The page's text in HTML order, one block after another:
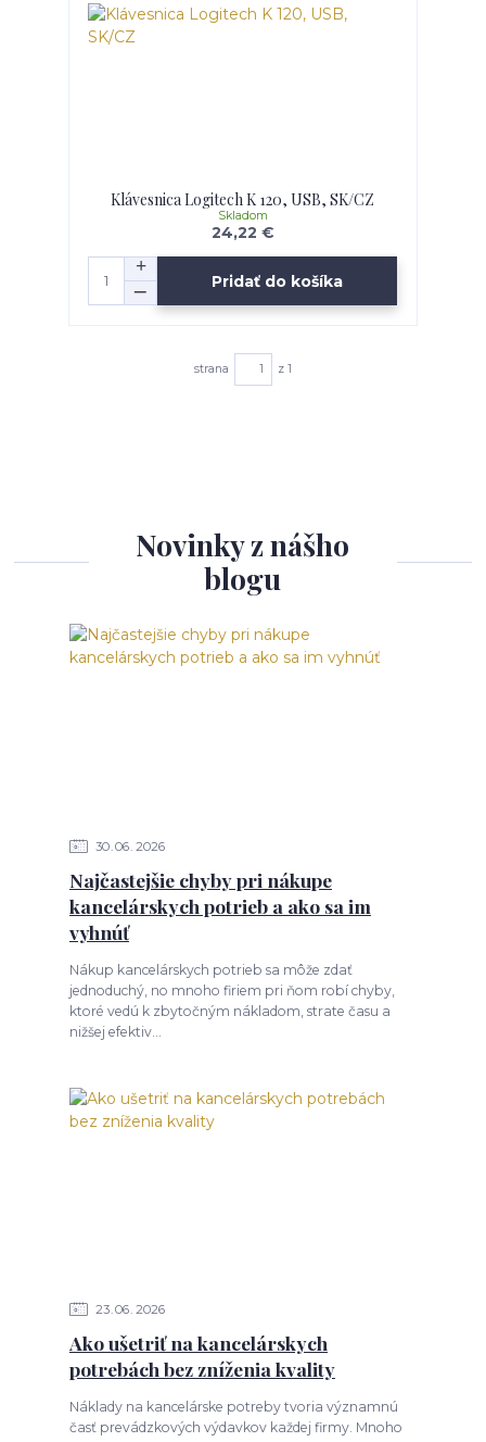
Klávesnica Logitech K 120, USB, SK/CZ
24,22 €
Skladom
Pridať do košíka
strana z 1
Novinky z nášho
blogu
30 06 2026
Najčastejšie chyby pri nákupe
kancelárskych potrieb a ako sa im
vyhnúť
Nákup kancelárskych potrieb sa môže zdať
jednoduchý, no mnoho firiem pri ňom robí chyby,
ktoré vedú k zbytočným nákladom, strate času a
nižšej efektiv...
23 06 2026
Ako ušetriť na kancelárskych
potrebách bez zníženia kvality
Náklady na kancelárske potreby tvoria významnú
časť prevádzkových výdavkov každej firmy. Mnoho